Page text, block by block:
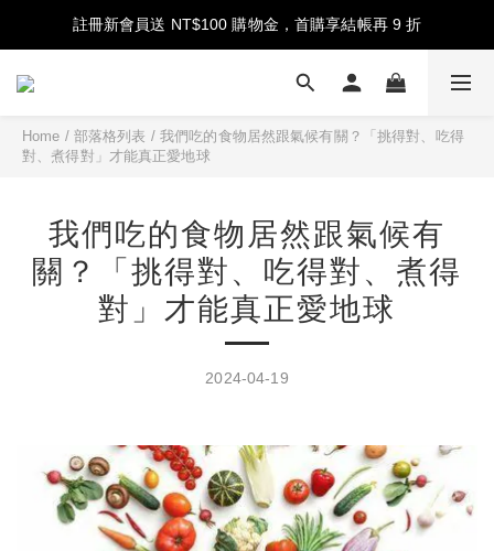
註冊新會員送 NT$100 購物金，首購享結帳再 9 折
註冊新會員送 NT$100 購物金，首購享結帳再 9 折
指定香氛系列 7 折
Home / 部落格列表 /我們吃的食物居然跟氣候有關？「挑得對、吃得
對、煮得對」才能真正愛地球
我們吃的食物居然跟氣候有
關？「挑得對、吃得對、煮得
對」才能真正愛地球
2024-04-19